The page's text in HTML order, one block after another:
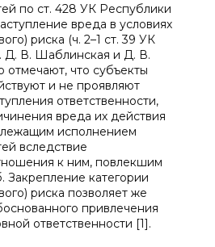
по ст. 428 УК Республики
вреда в условиях
риска (ч. 2–1 ст. 39 УК
Д. В. Шаблинская и Д. В.
что субъекты
и не проявляют
ответственности,
вреда их действия
исполнением
вследствие
к ним, повлекшим
категории
риска позволяет же
привлечения
ответственности [1].